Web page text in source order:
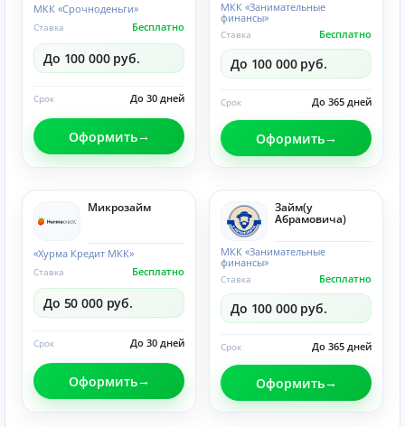
МКК «Срочноденьги»
Бесплатно
Ставка
До 100 000 руб.
До 30 дней
Срок
Оформить
МКК «Занимательные
финансы»
Бесплатно
Ставка
До 100 000 руб.
До 365 дней
Срок
Оформить
Микрозайм
«Хурма Кредит МКК»
Бесплатно
Ставка
До 50 000 руб.
До 30 дней
Срок
Оформить
Займ(у
Абрамовича)
МКК «Занимательные
финансы»
Бесплатно
Ставка
До 100 000 руб.
До 365 дней
Срок
Оформить